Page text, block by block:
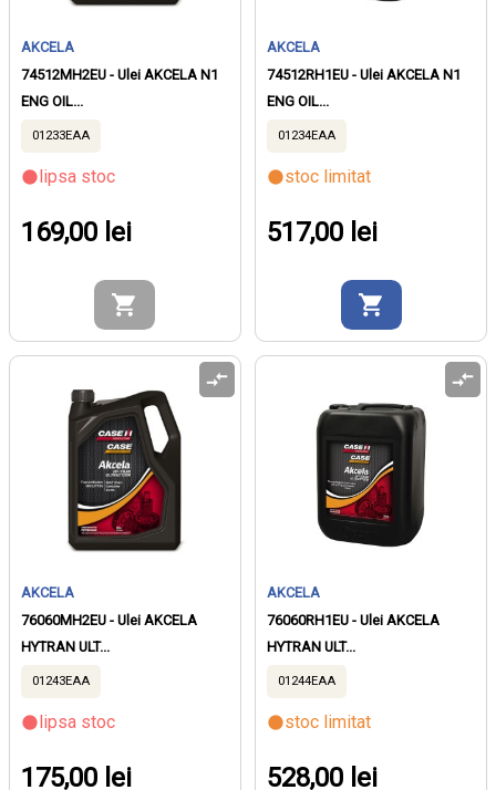
AKCELA
74512MH2EU - Ulei AKCELA N1
ENG OIL...
01233EAA
lipsa stoc
169,00 lei
AKCELA
74512RH1EU - Ulei AKCELA N1
ENG OIL...
01234EAA
stoc limitat
517,00 lei
AKCELA
76060MH2EU - Ulei AKCELA
HYTRAN ULT...
01243EAA
lipsa stoc
175,00 lei
AKCELA
76060RH1EU - Ulei AKCELA
HYTRAN ULT...
01244EAA
stoc limitat
528,00 lei